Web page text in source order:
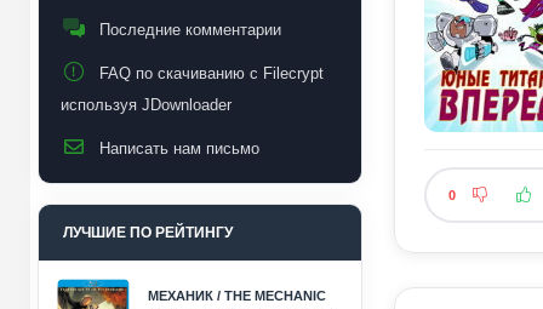
Последние комментарии
FAQ по скачиванию с Filecrypt
используя JDownloader
Написать нам письмо
ЛУЧШИЕ ПО РЕЙТИНГУ
МЕХАНИК / THE MECHANIC
0